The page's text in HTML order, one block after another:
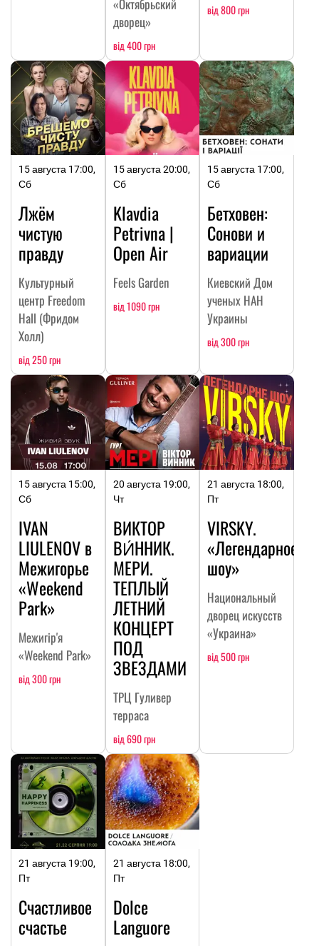
«Октябрьский
дворец»
від 400 грн
від 800 грн
15 августа 17:00,
Сб
Лжём
чистую
правду
Культурный
центр Freedom
Hall (Фридом
Холл)
від 250 грн
15 августа 20:00,
Сб
Klavdia
Petrivna |
Open Air
Feels Garden
від 1090 грн
15 августа 17:00,
Сб
Бетховен:
Сонови и
вариации
Киевский Дом
ученых НАН
Украины
від 300 грн
15 августа 15:00,
Сб
IVAN
LIULENOV в
Межигорье
«Weekend
Park»
Межигір'я
«Weekend Park»
від 300 грн
20 августа 19:00,
Чт
ВИКТОР
ВИ́ННИК.
МЕРИ.
ТЕПЛЫЙ
ЛЕТНИЙ
КОНЦЕРТ
ПОД
ЗВЕЗДАМИ
ТРЦ Гуливер
терраса
від 690 грн
21 августа 18:00,
Пт
VIRSKY.
«Легендарное
шоу»
Национальный
дворец искусств
«Украина»
від 500 грн
21 августа 19:00,
Пт
Счастливое
счастье
21 августа 18:00,
Пт
Dolce
Languore